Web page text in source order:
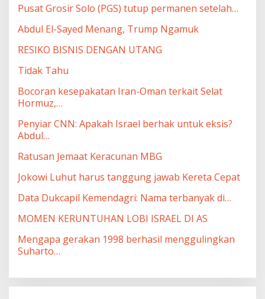
Pusat Grosir Solo (PGS) tutup permanen setelah…
Abdul El-Sayed Menang, Trump Ngamuk
RESIKO BISNIS DENGAN UTANG
Tidak Tahu
Bocoran kesepakatan Iran-Oman terkait Selat
Hormuz,…
Penyiar CNN: Apakah Israel berhak untuk eksis?
Abdul…
Ratusan Jemaat Keracunan MBG
Jokowi Luhut harus tanggung jawab Kereta Cepat
Data Dukcapil Kemendagri: Nama terbanyak di…
MOMEN KERUNTUHAN LOBI ISRAEL DI AS
Mengapa gerakan 1998 berhasil menggulingkan
Suharto…